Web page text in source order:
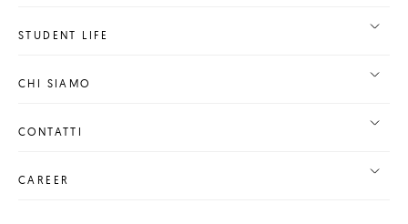
STUDENT LIFE
CHI SIAMO
CONTATTI
CAREER